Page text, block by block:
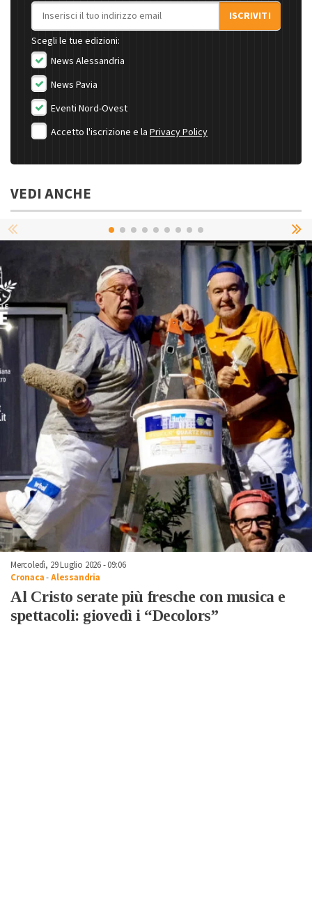
Indirizzo email
ISCRIVITI
Scegli le tue edizioni:
News Alessandria
News Pavia
Eventi Nord-Ovest
Accetto l'iscrizione e la Privacy Policy
VEDI ANCHE
Mercoledì, 29 Luglio 2026 - 09:06
Cronaca-Alessandria
Al Cristo serate più fresche con musica e
spettacoli: giovedì i “Decolors”